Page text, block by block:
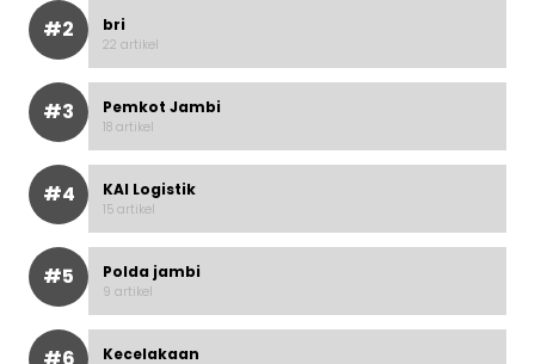
#2 bri
22 artikel
#3 Pemkot Jambi
18 artikel
#4 KAI Logistik
15 artikel
#5 Polda jambi
9 artikel
Kecelakaan